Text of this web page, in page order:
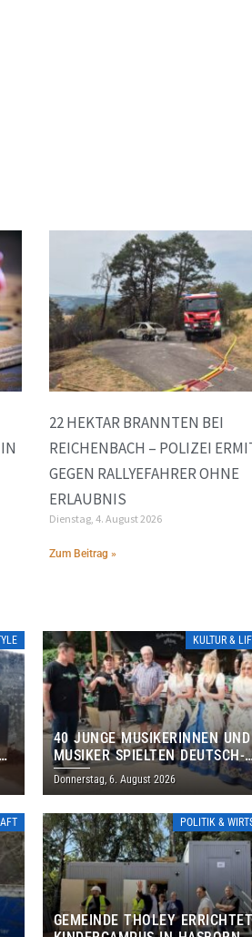
22 HEKTAR BRANNTEN BEI
REICHENBACH – POLIZEI
GEGEN RALLYEFAHRER OHNE
ERLAUBNIS
Dienstag, 4. August 2026
Zum Beitrag »
KULTUR &
40 JUNGE MUSIKERINNEN UND
MUSIKER SPIELTEN DEUTSCH-
BRASILIANISCHES
THOLEY
Donnerstag, 6. August 2026
POLITIK &
GEMEINDE THOLEY